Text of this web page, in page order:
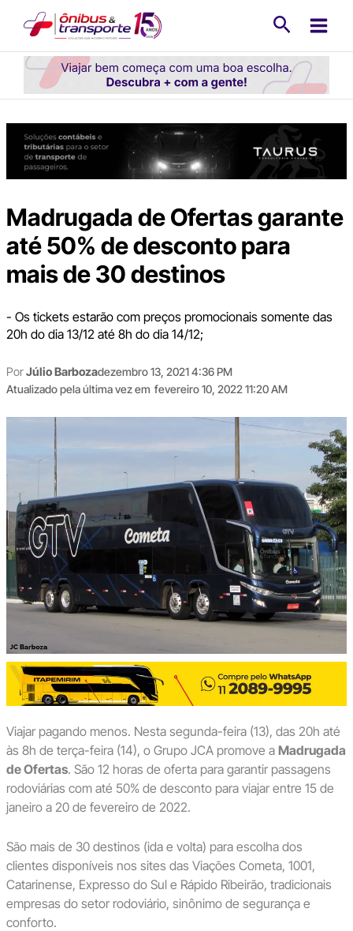
conteúdo
Madrugada de Ofertas garante
até 50% de desconto para
mais de 30 destinos
- Os tickets estarão com preços promocionais somente das
20h do dia 13/12 até 8h do dia 14/12;
PorJúlio Barbozadezembro 13, 2021 4:36 PM
Atualizado pela última vez em fevereiro 10, 2022 11:20 AM
Viajar pagando menos. Nesta segunda-feira (13), das 20h até
às 8h de terça-feira (14), o Grupo JCA promove a Madrugada
de Ofertas. São 12 horas de oferta para garantir passagens
rodoviárias com até 50% de desconto para viajar entre 15 de
janeiro a 20 de fevereiro de 2022.
São mais de 30 destinos (ida e volta) para escolha dos
clientes disponíveis nos sites das Viações Cometa, 1001,
Catarinense, Expresso do Sul e Rápido Ribeirão, tradicionais
empresas do setor rodoviário, sinônimo de segurança e
conforto.